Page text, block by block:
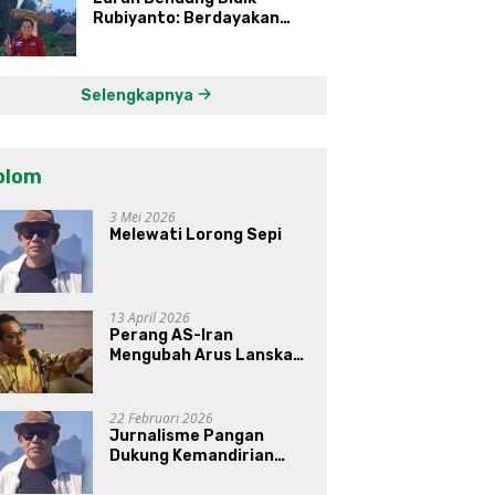
Rubiyanto: Berdayakan
Selengkapnya
3 Mei 2026
Melewati Lorong Sepi
13 April 2026
Perang AS-Iran
Mengubah Arus Lanskap
Prabowo-Gibran?
22 Februari 2026
Jurnalisme Pangan
Dukung Kemandirian